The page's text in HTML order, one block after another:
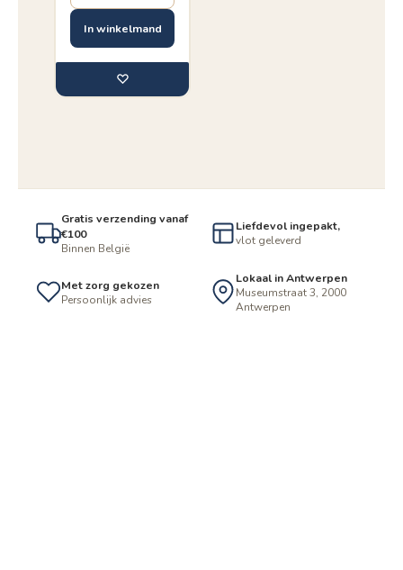
In winkelmand
♡
Gratis verzending vanaf
€100
Binnen België
Liefdevol ingepakt,
vlot geleverd
Met zorg gekozen
Persoonlijk advies
Lokaal in Antwerpen
Museumstraat 3, 2000
Antwerpen